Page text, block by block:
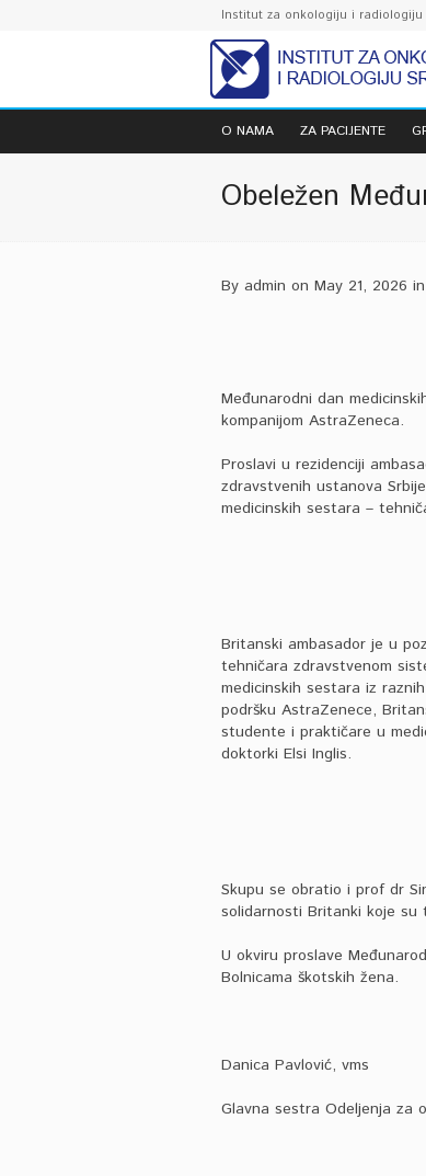
Institut za onkologiju i radiologiju
O NAMA ZA PACIJENTE
Obeležen
By admin on May 21, 2026 in
Međunarodni dan
kompanijom AstraZeneca.
Proslavi u rezidenciji
zdravstvenih ustanova
medicinskih sestara –
Britanski ambasador je u
tehničara zdravstvenom
medicinskih sestara iz
podršku AstraZenece,
studente i praktičare u
doktorki Elsi Inglis.
Skupu se obratio i prof dr
solidarnosti Britanki koje su
U okviru proslave
Bolnicama škotskih žena.
Danica Pavlović, vms
Glavna sestra Odeljenja za